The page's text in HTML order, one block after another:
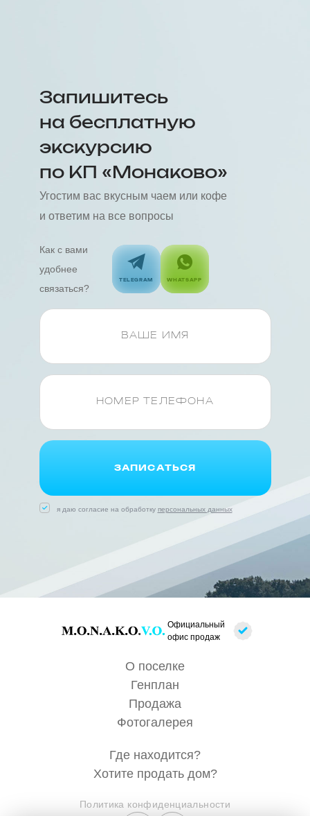
Запишитесь
на бесплатную
экскурсию
по КП «Монаково»
Угостим вас вкусным чаем или кофе
и ответим на все вопросы
Как с вами
удобнее
связаться?
TELEGRAM WHATSAPP
ЗАПИСАТЬСЯ
я даю согласие на обработку персональных данных
Официальный
офис продаж
О поселке
Генплан
Продажа
Фотогалерея
Где находится?
Хотите продать дом?
Политика конфиденциальности